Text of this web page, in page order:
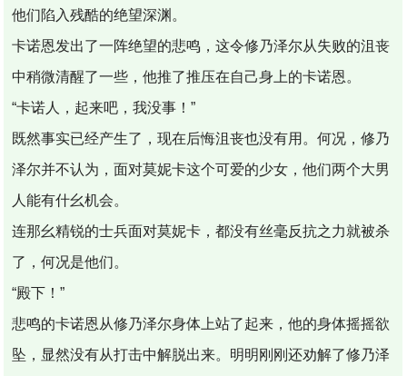
他们陷入残酷的绝望深渊。
卡诺恩发出了一阵绝望的悲鸣，这令修乃泽尔从失败的沮丧
中稍微清醒了一些，他推了推压在自己身上的卡诺恩。
“卡诺人，起来吧，我没事！”
既然事实已经产生了，现在后悔沮丧也没有用。何况，修乃
泽尔并不认为，面对莫妮卡这个可爱的少女，他们两个大男
人能有什幺机会。
连那幺精锐的士兵面对莫妮卡，都没有丝毫反抗之力就被杀
了，何况是他们。
“殿下！”
悲鸣的卡诺恩从修乃泽尔身体上站了起来，他的身体摇摇欲
坠，显然没有从打击中解脱出来。明明刚刚还劝解了修乃泽